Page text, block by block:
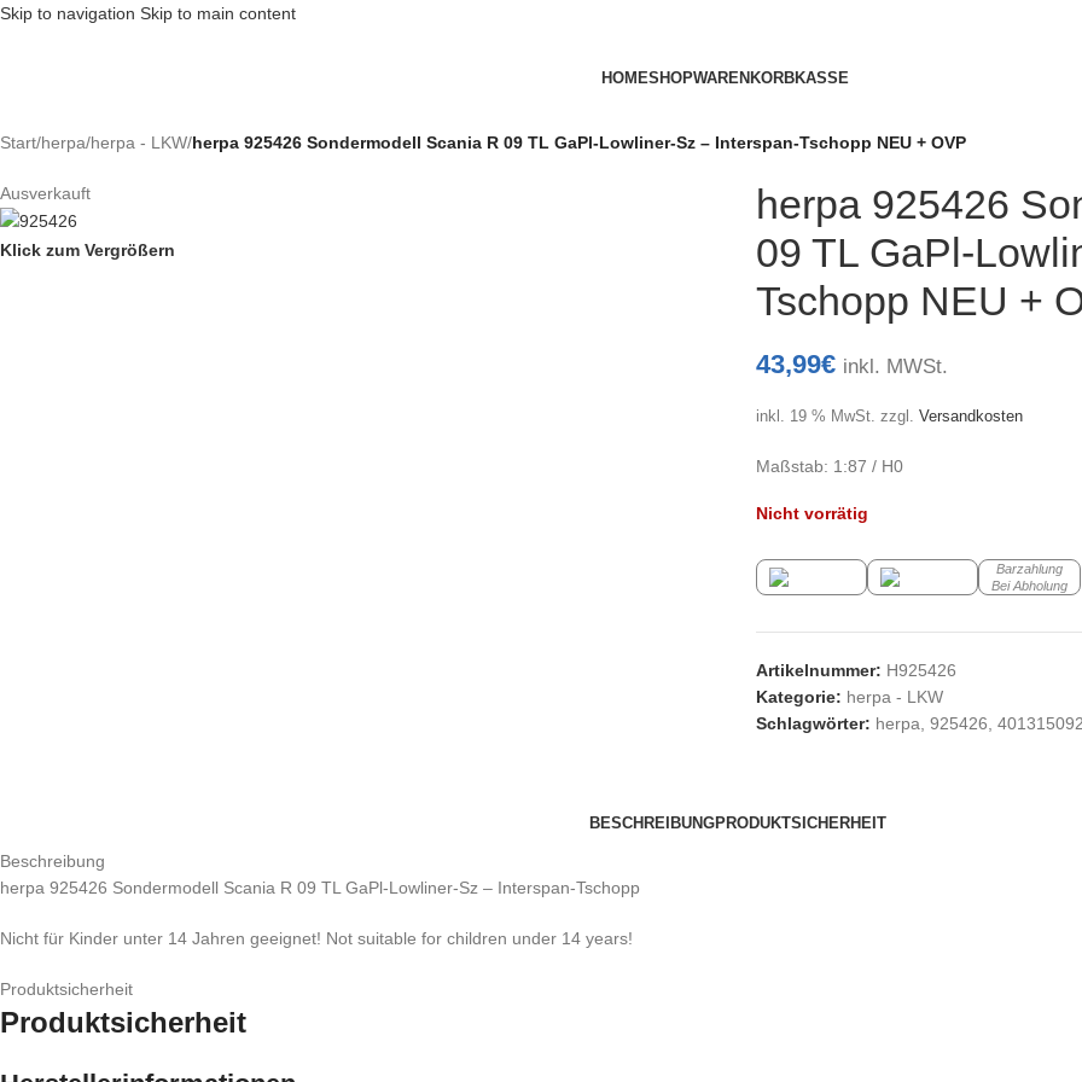
Skip to navigation Skip to main content
HOMESHOPWARENKORBKASSE
Start/herpa/herpa - LKW/herpa 925426 Sondermodell Scania R 09 TL GaPl-Lowliner-Sz – Interspan-Tschopp NEU + OVP
Ausverkauft
Klick zum Vergrößern
herpa 925426
09 TL GaPl-
Tschopp NEU +
43,99€ inkl. MWSt.
inkl. 19 % MwSt. zzgl. Versandkosten
Maßstab: 1:87 / H0
Nicht vorrätig
Barzahlung
Bei Abholung
Artikelnummer: H925426
Kategorie: herpa - LKW
Schlagwörter: herpa 925426
BESCHREIBUNGPRODUKTSICHERHEIT
Beschreibung
herpa 925426 Sondermodell Scania R 09 TL GaPl-Lowliner-Sz – Interspan-Tschopp
Nicht für Kinder unter 14 Jahren geeignet! Not suitable for children under 14 years!
Produktsicherheit
Produktsicherheit